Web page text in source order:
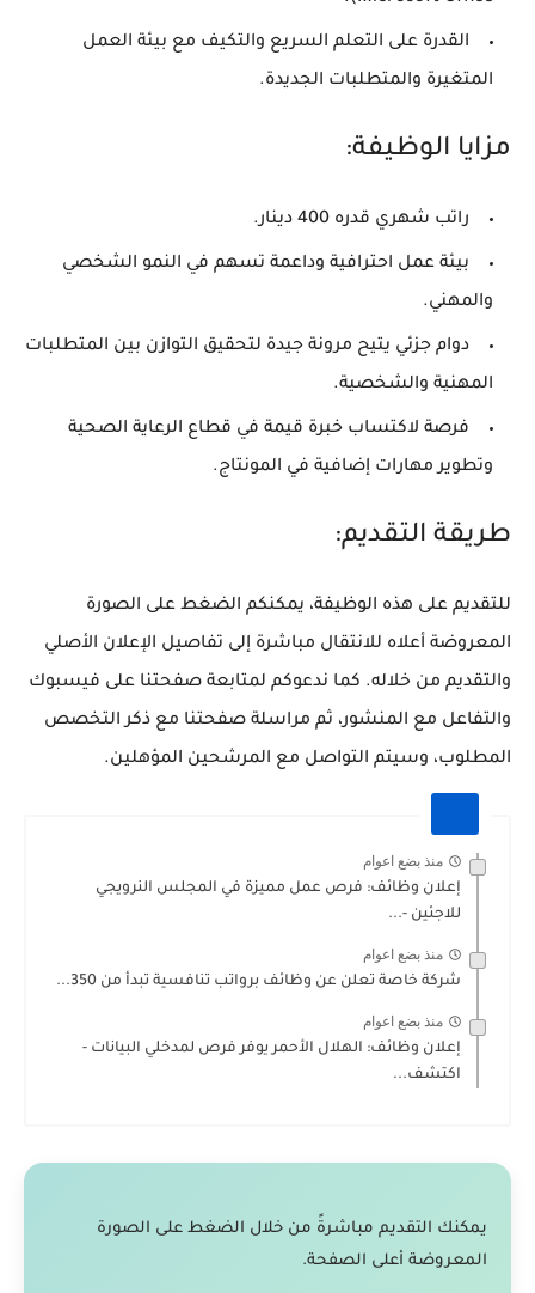
القدرة على التعلم السريع والتكيف مع بيئة العمل
المتغيرة والمتطلبات الجديدة.
مزايا الوظيفة:
راتب شهري قدره 400 دينار.
بيئة عمل احترافية وداعمة تسهم في النمو الشخصي
والمهني.
دوام جزئي يتيح مرونة جيدة لتحقيق التوازن بين المتطلبات
المهنية والشخصية.
فرصة لاكتساب خبرة قيمة في قطاع الرعاية الصحية
وتطوير مهارات إضافية في المونتاج.
طريقة التقديم:
للتقديم على هذه الوظيفة، يمكنكم الضغط على الصورة
المعروضة أعلاه للانتقال مباشرة إلى تفاصيل الإعلان الأصلي
والتقديم من خلاله. كما ندعوكم لمتابعة صفحتنا على فيسبوك
والتفاعل مع المنشور، ثم مراسلة صفحتنا مع ذكر التخصص
المطلوب، وسيتم التواصل مع المرشحين المؤهلين.
منذ بضع اعوام
إعلان وظائف: فرص عمل مميزة في المجلس النرويجي
للاجئين -...
منذ بضع اعوام
شركة خاصة تعلن عن وظائف برواتب تنافسية تبدأ من 350...
منذ بضع اعوام
إعلان وظائف: الهلال الأحمر يوفر فرص لمدخلي البيانات -
اكتشف...
يمكنك التقديم مباشرةً من خلال الضغط على الصورة
المعروضة أعلى الصفحة.